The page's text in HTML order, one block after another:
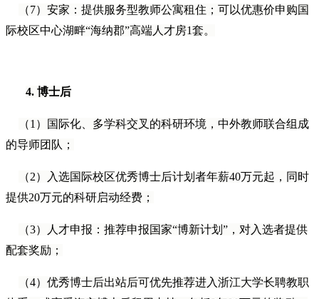
（7）安家：提供服务型教师公寓租住；可以优惠价申购国
际校区中心湖畔“海纳郡”高端人才房1套。
4. 博士后
（1）国际化、多学科交叉的科研环境，中外教师联合组成
的导师团队；
（2）入选国际校区优秀博士后计划者年薪40万元起，同时
提供20万元的科研启动经费；
（3）人才申报：推荐申报国家“博新计划”，对入选者提供
配套奖励；
（4）优秀博士后出站后可优先推荐进入浙江大学长聘教职